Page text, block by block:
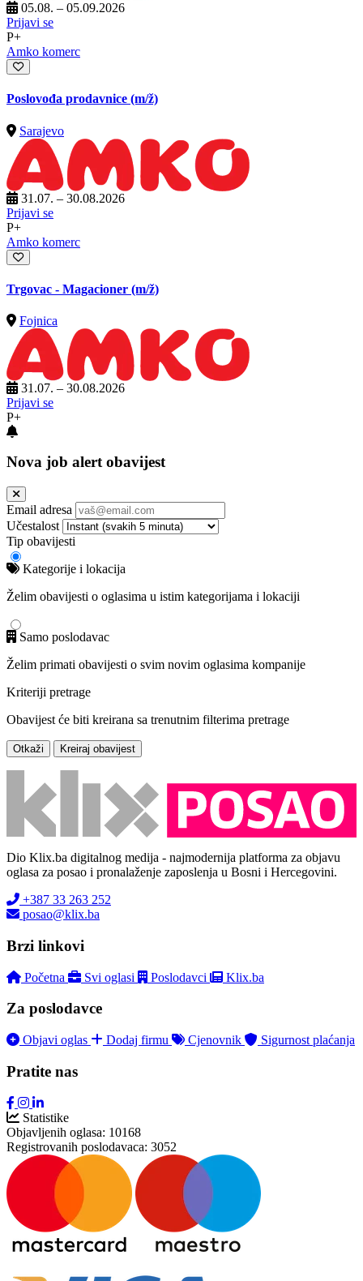
05.08. – 05.09.2026
Prijavi se
P+
Amko komerc
Poslovođa prodavnice (m/ž)
Sarajevo
31.07. – 30.08.2026
Prijavi se
P+
Amko komerc
Trgovac - Magacioner (m/ž)
Fojnica
31.07. – 30.08.2026
Prijavi se
P+
Nova job alert obavijest
Email adresa
Učestalost
Tip obavijesti
Kategorije i lokacija
Želim obavijesti o oglasima u istim kategorijama i lokaciji
Samo poslodavac
Želim primati obavijesti o svim novim oglasima kompanije
Kriteriji pretrage
Obavijest će biti kreirana sa trenutnim filterima pretrage
Otkaži Kreiraj obavijest
Dio Klix.ba digitalnog medija - najmodernija platforma za objavu
oglasa za posao i pronalaženje zaposlenja u Bosni i Hercegovini.
+387 33 263 252
posao@klix.ba
Brzi linkovi
Početna Svi oglasi Poslodavci Klix.ba
Za poslodavce
Objavi oglas Dodaj firmu Cjenovnik Sigurnost plaćanja
Pratite nas
Statistike
Objavljenih oglasa: 10168
Registrovanih poslodavaca: 3052